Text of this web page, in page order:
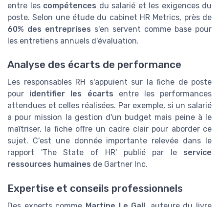
entre les compétences du salarié et les exigences du
poste. Selon une étude du cabinet HR Metrics, près de
60% des entreprises s'en servent comme base pour
les entretiens annuels d'évaluation.
Analyse des écarts de performance
Les responsables RH s'appuient sur la fiche de poste
pour identifier les écarts entre les performances
attendues et celles réalisées. Par exemple, si un salarié
a pour mission la gestion d'un budget mais peine à le
maîtriser, la fiche offre un cadre clair pour aborder ce
sujet. C'est une donnée importante relevée dans le
rapport 'The State of HR' publié par le service
ressources humaines de Gartner Inc.
Expertise et conseils professionnels